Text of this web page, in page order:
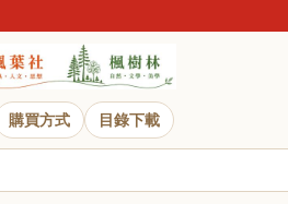
購買方式 目錄下載